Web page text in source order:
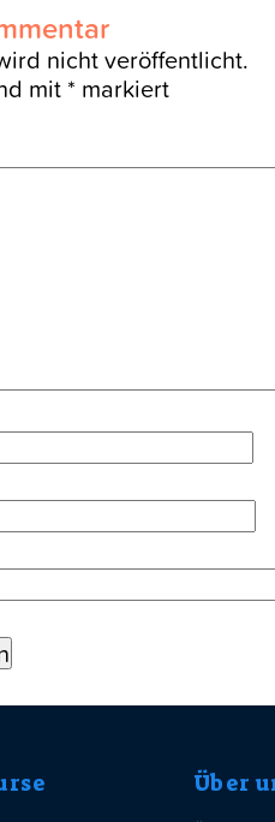
nicht veröffentlicht.
mit * markiert
Über